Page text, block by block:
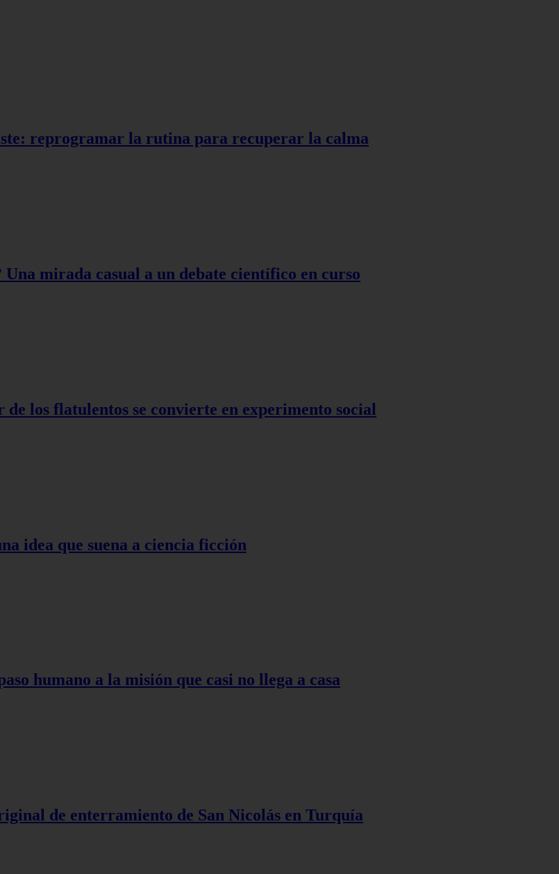
reprogramar la rutina para recuperar la calma
mirada casual a un debate científico en curso
los flatulentos se convierte en experimento social
idea que suena a ciencia ficción
humano a la misión que casi no llega a casa
de enterramiento de San Nicolás en Turquía